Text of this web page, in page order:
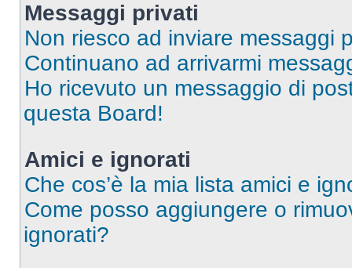
Messaggi privati
Non riesco ad inviare messaggi
Continuano ad arrivarmi
Ho ricevuto un messaggio di
questa Board!
Amici e ignorati
Che cos’è la mia lista amici e
Come posso aggiungere o
ignorati?